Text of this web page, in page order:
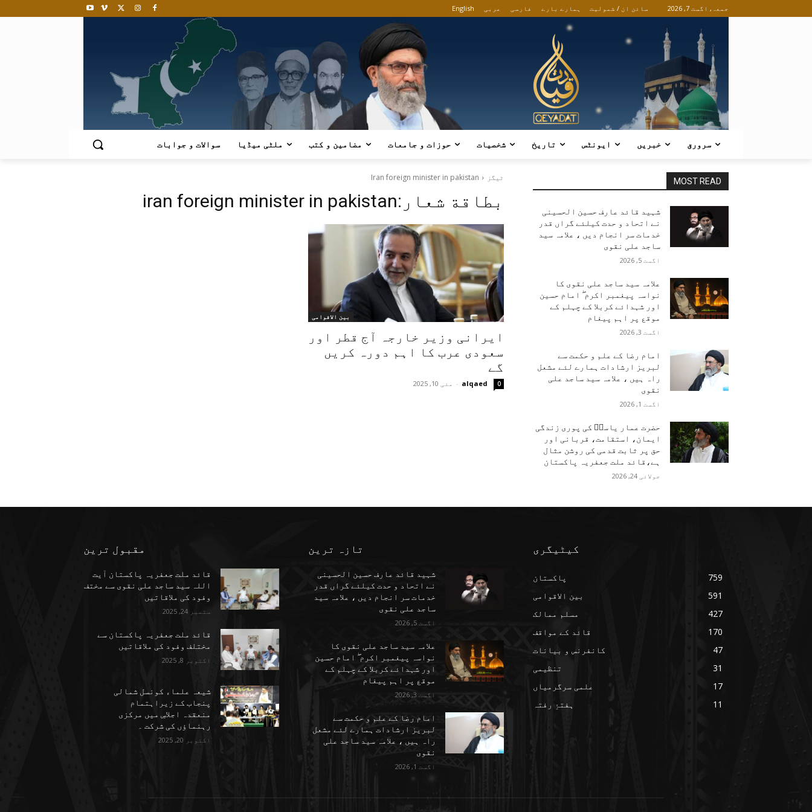
جمعہ, اگست 7, 2026 سائن ان / شمولیت English عربی فارسی ہمارے بارے
سرورق خبریں ایونٹس تاریخ شخصیات حوزات و جامعات مضامین و کتب ملٹی میڈیا سوالات و جوابات
ٹیگز Iran foreign minister in pakistan
بطاقة شعار:iran foreign minister in pakistan
بین الاقوامی
ایرانی وزیر خارجہ آج قطر اور
سعودی عرب کا اہم دورہ کریں
گے
alqaed
- مئی 10, 2025 0
MOST READ
شہید قائد عارف حسین الحسینی
نے اتحاد و حدت کیلئے گراں قدر
خدمات سر انجام دیں ، علامہ سید
ساجد علی نقوی
اگست 5, 2026
علامہ سید ساجد علی نقوی کا
نواسہ پیغمبر اکرم ۖ امام حسین
اور شہدائے کربلا کے چہلم کے
موقع پر اہم پیغام
اگست 3, 2026
امام رضا کے علم و حکمت سے
لبریز ارشادات ہمارے لئے مشعل
راہ ہیں ، علامہ سید ساجد علی
نقوی
اگست 1, 2026
حضرت عمار یاسرؑ کی پوری زندگی
ایمان، استقامت، قربانی اور
حق پر ثابت قدمی کی روشن مثال
ہے،قائد ملت جعفریہ پاکستان
جولائی 24, 2026
مقبول ترین
قائد ملت جعفریہ پاکستان آیت
اللہ سید ساجد علی نقوی سے مختف
وفود کی ملاقاتیں
ستمبر 24, 2025
قائد ملت جعفریہ پاکستان سے
مختلف وفود کی ملاقاتیں
اکتوبر 8, 2025
شیعہ علماء کونسل شمالی
پنجاب کے زیراہتمام
منعقدہ اجلاسِ میں مرکزی
رہنماؤں کی شرکت ۔
اکتوبر 20, 2025
تازہ ترین
شہید قائد عارف حسین الحسینی
نے اتحاد و حدت کیلئے گراں قدر
خدمات سر انجام دیں ، علامہ سید
ساجد علی نقوی
اگست 5, 2026
علامہ سید ساجد علی نقوی کا
نواسہ پیغمبر اکرم ۖ امام حسین
اور شہدائے کربلا کے چہلم کے
موقع پر اہم پیغام
اگست 3, 2026
امام رضا کے علم و حکمت سے
لبریز ارشادات ہمارے لئے مشعل
راہ ہیں ، علامہ سید ساجد علی
نقوی
اگست 1, 2026
کیٹیگری
پاکستان
759
بین الاقوامی
591
مسلم ممالک
427
قائد کے مواقف
170
کانفرنس و بیانات
47
تنظیمی
31
علمی سرگرمیاں
17
ہفتۂِ رفتہ
11